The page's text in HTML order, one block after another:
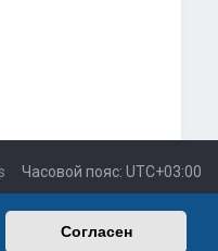
Согласен
Часовой пояс: UTC+03:00